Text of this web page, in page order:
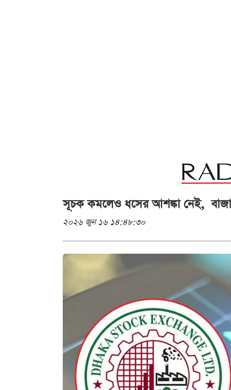
সূচক কমলেও ধসের আশঙ্কা নেই, বাজার
২০২৬ জুন ১৬ ১৪:৪৮:৩০